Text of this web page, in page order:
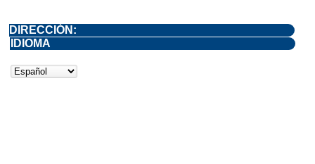
DIRECCIÓN:
IDIOMA